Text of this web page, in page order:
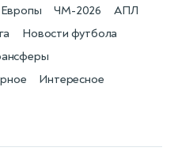
Новости футбола
ЧМ-2026 АПЛ
Интересное